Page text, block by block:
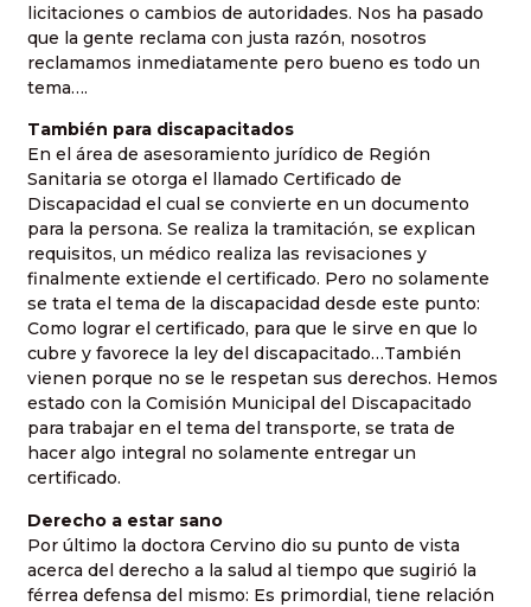
licitaciones o cambios de autoridades. Nos ha pasado
que la gente reclama con justa razón, nosotros
reclamamos inmediatamente pero bueno es todo un
tema….
También para discapacitados
En el área de asesoramiento jurídico de Región
Sanitaria se otorga el llamado Certificado de
Discapacidad el cual se convierte en un documento
para la persona. Se realiza la tramitación, se explican
requisitos, un médico realiza las revisaciones y
finalmente extiende el certificado. Pero no solamente
se trata el tema de la discapacidad desde este punto:
Como lograr el certificado, para que le sirve en que lo
cubre y favorece la ley del discapacitado…También
vienen porque no se le respetan sus derechos. Hemos
estado con la Comisión Municipal del Discapacitado
para trabajar en el tema del transporte, se trata de
hacer algo integral no solamente entregar un
certificado.
Derecho a estar sano
Por último la doctora Cervino dio su punto de vista
acerca del derecho a la salud al tiempo que sugirió la
férrea defensa del mismo: Es primordial, tiene relación